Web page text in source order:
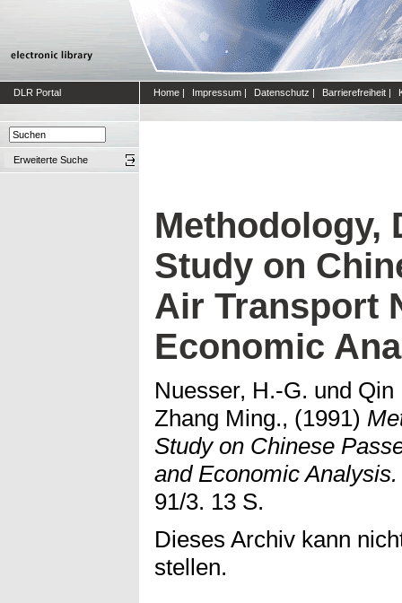
DLR Portal Home | Impressum | Datenschutz | Barrierefreiheit |
Erweiterte Suche
Methodology,
Study on
Air Transport
Economic
Nuesser, H.-G. und Qin
Zhang Ming., (1991)
Study on Chinese
and Economic Analysis.
91/3. 13 S.
Dieses Archiv kann
stellen.